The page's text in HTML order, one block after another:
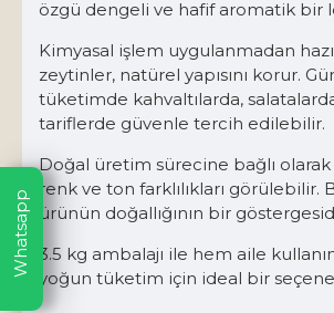
özgü dengeli ve hafif aromatik bir
Kimyasal işlem uygulanmadan
zeytinler, natürel yapısını korur.
tüketimde kahvaltılarda,
tariflerde güvenle tercih edilebilir.
Doğal üretim sürecine bağlı
renk ve ton farklılıkları görülebilir.
ürünün doğallığının bir
3.5 kg ambalajı ile hem aile
yoğun tüketim için ideal bir
Whatsapp